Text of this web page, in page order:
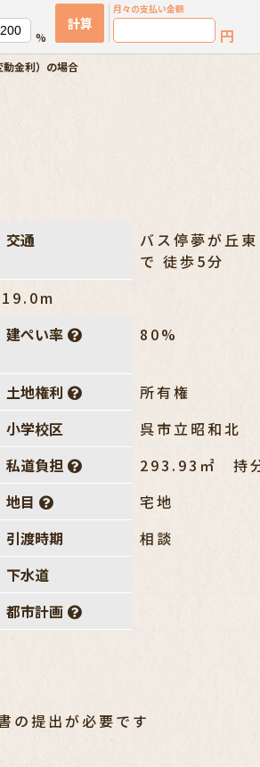
%
計算
月々の支払い金額
円
金利）の場合
交通
バス停夢が丘
で 徒歩5分
建ぺい率 80%
土地権利
所有権
小学校区
呉市立昭和北
私道負担
293.93㎡ 持
地目
宅地
引渡時期
相談
下水道
都市計画
の提出が必要です